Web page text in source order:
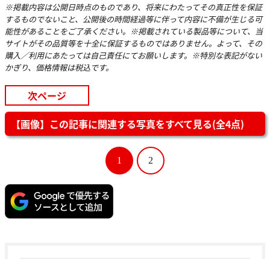
※掲載内容は公開日時点のものであり、将来にわたってその真正性を保証
するものでないこと、公開後の時間経過等に伴って内容に不備が生じる可
能性があることをご了承ください。※掲載されている製品等について、当
サイトがその品質等を十全に保証するものではありません。よって、その
購入／利用にあたっては自己責任にてお願いします。※特別な表記がない
かぎり、価格情報は税込です。
次ページ
【画像】この記事に関連する写真をすべて見る(全4点)
1 2